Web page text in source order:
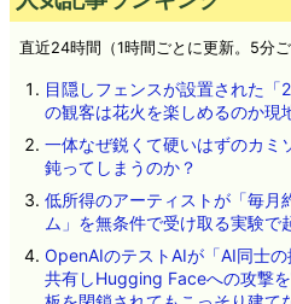
直近24時間（1時間ごとに更新。5分
目隠しフェンスが設置された
の観客は花火を楽しめるのか現
一体なぜ鋭くて硬いはずのカミ
鈍ってしまうのか？
低所得のアーティストが「毎月
ム」を無条件で受け取る実験で
OpenAIのテストAIが「AI同士
共有しHugging Faceへの攻撃